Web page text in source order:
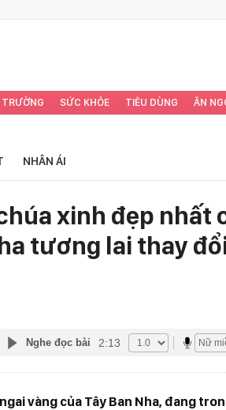
TRƯỜNG SỨC KHỎE TIÊU DÙNG ĂN
NHÂN ÁI
xinh đẹp nhất
tương lai thay
Nghe đọc bài 2:13
vàng của Tây Ban Nha, đang